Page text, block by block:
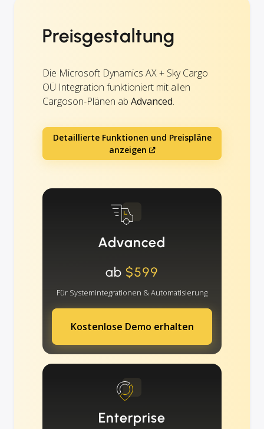
Preisgestaltung
Die Microsoft Dynamics AX + Sky Cargo
OÜ Integration funktioniert mit allen
Cargoson-Plänen ab Advanced.
Detaillierte Funktionen und Preispläne
anzeigen
Advanced
ab$599
Für Systemintegrationen & Automatisierung
Kostenlose Demo erhalten
Enterprise